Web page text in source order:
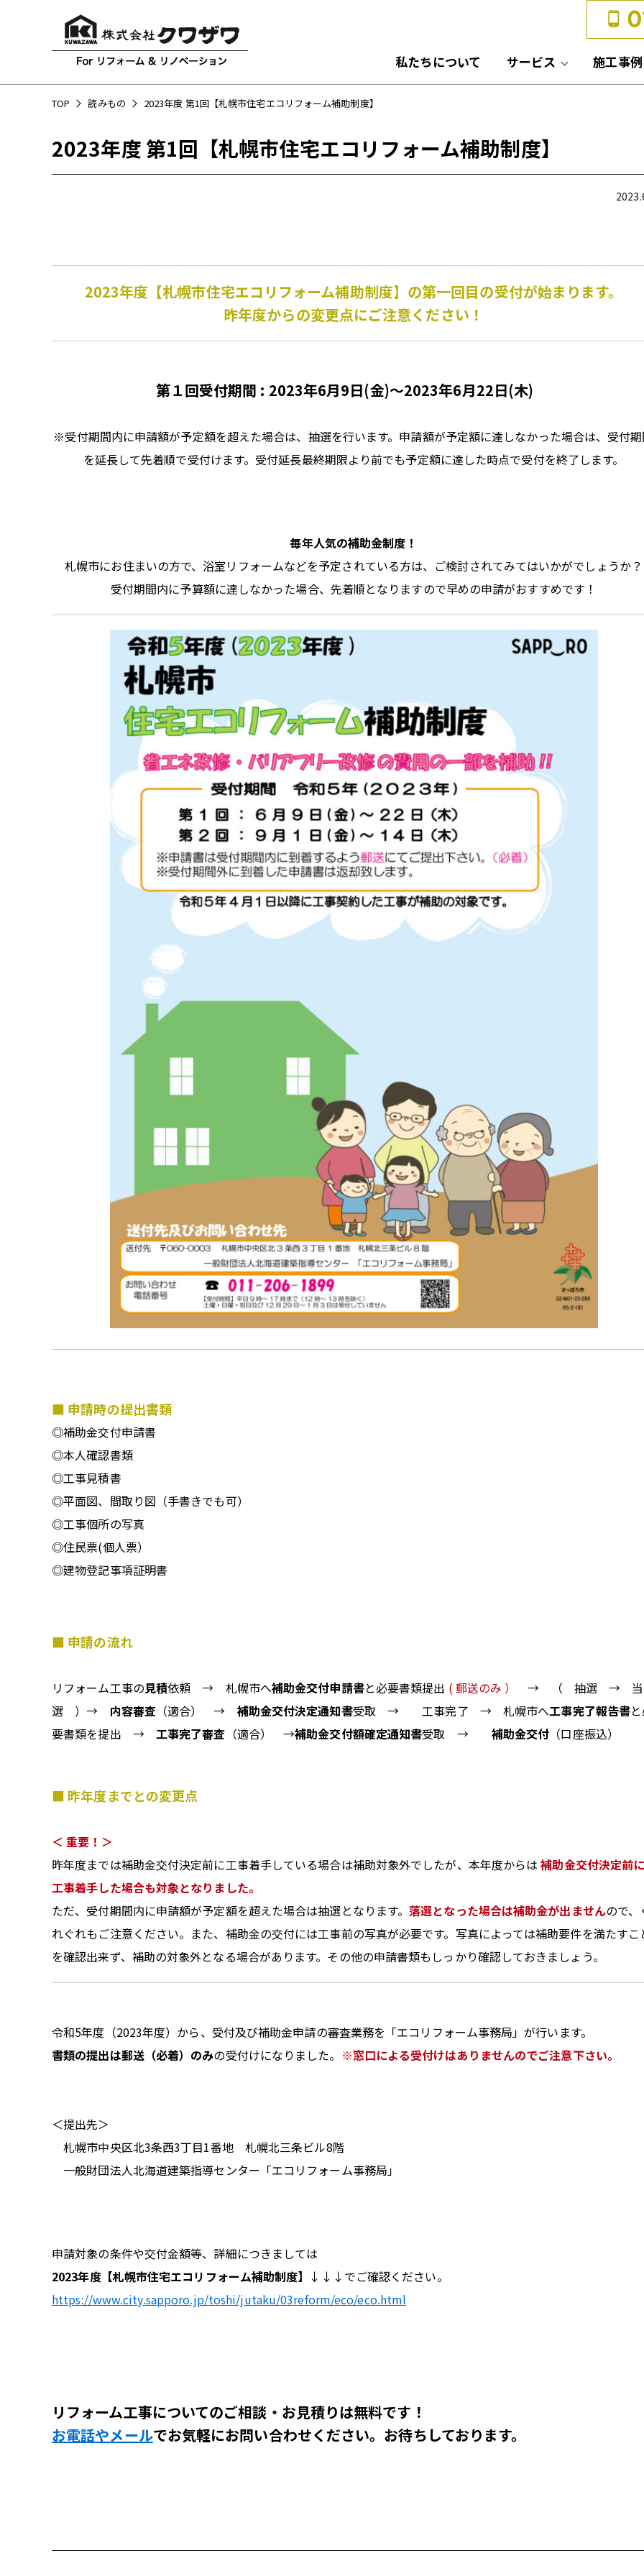
私たちについて サービス 施工事例
TOP 読みもの 2023年度 第1回【札幌市住宅エコリフォーム補助制度】
2023年度 第1回【札幌市住宅エコリフォーム補助制度】
2023年度 【札幌市住宅エコリフォーム補助制度】の第一回目の受付が始まります。
昨年度からの変更点にご注意ください！
第１回受付期間 : 2023年6月9日(金)～2023年6月22日(木)
※受付期間内に申請額が予定額を超えた場合は、抽選を行います。申請額が予定額に達しなかった場合は、受付
を延長して先着順で受付けます。受付延長最終期限より前でも予定額に達した時点で受付を終了します。
毎年人気の補助金制度！
札幌市にお住まいの方で、浴室リフォームなどを予定されている方は、ご検討されてみてはいかがでしょうか？
受付期間内に予算額に達しなかった場合、先着順となりますので早めの申請がおすすめです！
■ 申請時の提出書類
◎補助金交付申請書
◎本人確認書類
◎工事見積書
◎平面図、間取り図（手書きでも可）
◎工事個所の写真
◎住民票(個人票）
◎建物登記事項証明書
■ 申請の流れ
リフォーム工事の見積依頼 → 札幌市へ補助金交付申請書と必要書類提出 ( 郵送のみ ）
→ （ 抽選 → 当
選 ）→ 内容審査（適合） → 補助金交付決定通知書受取 → 工事完了 → 札幌市へ工事完了報告書
要書類を提出 → 工事完了審査 （適合） →補助金交付額確定通知書受取 → 補助金交付 （口座振込）
■ 昨年度までとの変更点
＜ 重要！＞
昨年度までは補助金交付決定前に工事着手している場合は補助対象外でしたが、 本年度からは 補助金交付決定前に
工事着手した場合も対象となりました。
ただ、受付期間内に申請額が予定額を超えた場合は抽選となります。落選となった場合は補助金が出ませんので、
れぐれもご注意ください。また、補助金の交付には工事前の写真が必要です。写真によっては補助要件を満たすこ
を確認出来ず、補助の対象外となる場合があります。その他の申請書類もしっかり確認しておきましょう。
令和5年度（2023年度）から、受付及び補助金申請の審査業務を「エコリフォーム事務局」が行います。
書類の提出は郵送（必着）のみの受付けになりました。 ※窓口による受付けはありませんのでご注意下さい。
＜提出先＞
札幌市中央区北3条西3丁目1番地 札幌北三条ビル8階
一般財団法人北海道建築指導センター「エコリフォーム事務局」
申請対象の条件や交付金額等、詳細につきましては
2023年度【札幌市住宅エコリフォーム補助制度】 ↓↓↓でご確認ください。
https://www.city.sapporo.jp/toshi/jutaku/03reform/eco/eco.html
リフォーム工事についてのご相談・お見積りは無料です！
お電話やメールでお気軽にお問い合わせください。 お待ちしております。